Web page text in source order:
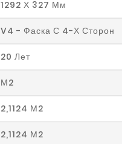
1292 Х 327 Мм
V4 - Фаска С 4-Х Сторон
20 Лет
М2
2,1124 М2
2,1124 М2